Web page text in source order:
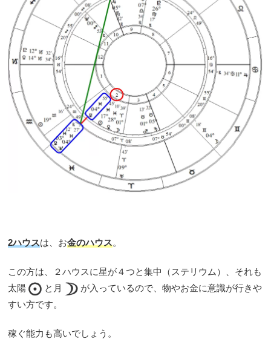
2ハウスは、お金のハウス。
この方は、２ハウスに星が４つと集中（ステリウム）、それも
太陽
と月
が入っているので、物やお金に意識が行きや
すい方です。
稼ぐ能力も高いでしょう。